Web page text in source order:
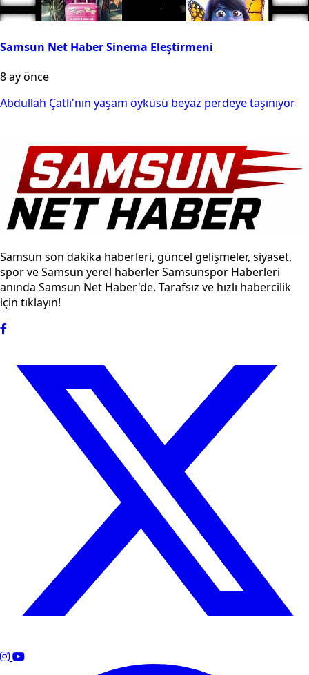
Samsun Net Haber Sinema Eleştirmeni
8 ay önce
Abdullah Çatlı'nın yaşam öyküsü beyaz perdeye taşınıyor
Samsun son dakika haberleri, güncel gelişmeler, siyaset,
spor ve Samsun yerel haberler Samsunspor Haberleri
anında Samsun Net Haber'de. Tarafsız ve hızlı habercilik
için tıklayın!